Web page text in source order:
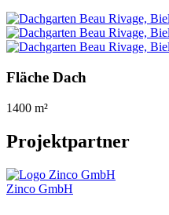
Fläche Dach
1400 m²
Projektpartner
Zinco GmbH